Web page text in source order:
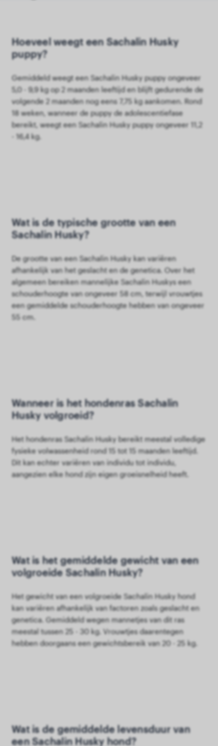
Hoeveel weegt een Sachalin Husky
puppy?
Gemiddeld weegt een Sachalin Husky puppy ongeveer
5,0 - 9,9 kg op 2 maanden leeftijd en blijft gedurende de
volgende 2 maanden nog eens 7,75 kg aankomen. Rond
18 weken, wanneer de puppy de adolescentiefase
bereikt, weegt een Sachalin Husky puppy ongeveer 11,2
- 16,4 kg.
Wat is de typische grootte van een
Sachalin Husky?
De grootte van een Sachalin Husky kan variëren
afhankelijk van het geslacht en de genetica. Over het
algemeen bereiken mannelijke Sachalin Huskys een
schouderhoogte van ongeveer 58 cm, terwijl vrouwtjes
een gemiddelde schouderhoogte hebben van ongeveer
55 cm.
Wanneer is het hondenras Sachalin
Husky volgroeid?
Het hondenras Sachalin Husky bereikt meestal volledige
fysieke volwassenheid rond 15 tot 15 maanden leeftijd.
Dit kan echter variëren van individu tot individu,
aangezien elke hond zijn eigen groeisnelheid heeft.
Wat is het gemiddelde gewicht van een
volgroeide Sachalin Husky?
Het gewicht van een volgroeide Sachalin Husky hond
kan variëren afhankelijk van factoren zoals geslacht en
genetica. Gemiddeld wegen mannetjes van dit ras
meestal tussen 25 - 30 kg. Vrouwtjes daarentegen
hebben doorgaans een gewichtsbereik van 20 - 25 kg.
Wat is de gemiddelde levensduur van
een Sachalin Husky hond?